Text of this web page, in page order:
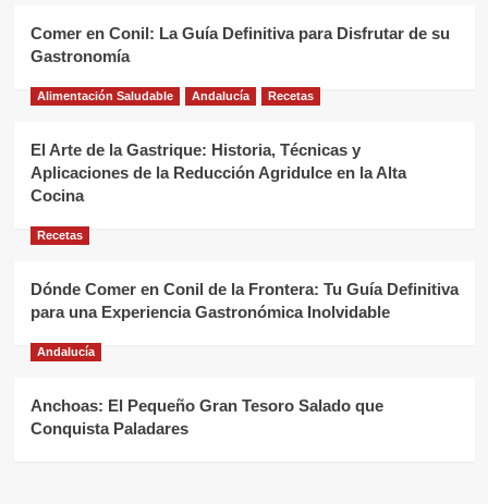
Comer en Conil: La Guía Definitiva para Disfrutar de su
Gastronomía
Alimentación Saludable Andalucía Recetas
El Arte de la Gastrique: Historia, Técnicas y
Aplicaciones de la Reducción Agridulce en la Alta
Cocina
Recetas
Dónde Comer en Conil de la Frontera: Tu Guía Definitiva
para una Experiencia Gastronómica Inolvidable
Andalucía
Anchoas: El Pequeño Gran Tesoro Salado que
Conquista Paladares